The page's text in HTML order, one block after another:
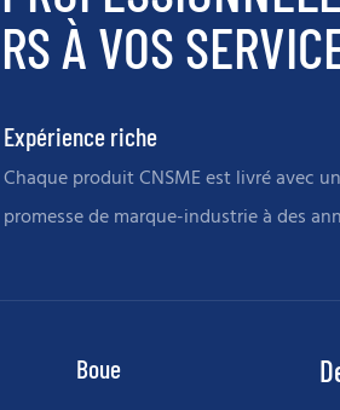
À VOS
Expérience riche
Chaque produit CNSME est livré avec
promesse de marque-industrie à des
Boue